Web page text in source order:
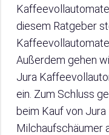
diesem Ratgeber
Außerdem gehen
Jura
ein. Zum Schluss
beim Kauf von
Milchaufschäumer